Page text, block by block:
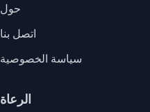
حول
اتصل بنا
سياسة الخصوصية
الرعاة